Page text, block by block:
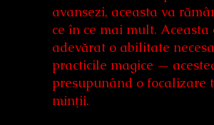
avansezi, aceasta va
ce în ce mai mult. Aceasta
adevărat o abilitate
practicile magice —
presupunând o focalizare
minţii.